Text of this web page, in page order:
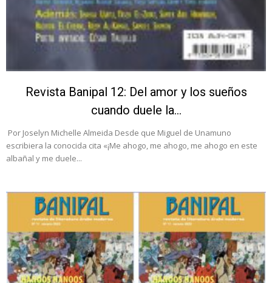
Revista Banipal 12: Del amor y los sueños
cuando duele la...
Por Joselyn Michelle Almeida Desde que Miguel de Unamuno
escribiera la conocida cita «¡Me ahogo, me ahogo, me ahogo en este
albañal y me duele...